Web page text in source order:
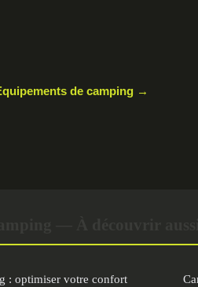
de camping →
: optimiser votre confort